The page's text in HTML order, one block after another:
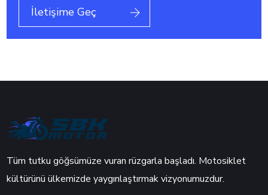
İletişime Geç
Tüm tutku göğsümüze vuran rüzgarla başladı. Motosiklet
kültürünü ülkemizde yaygınlaştırmak vizyonumuzdur.